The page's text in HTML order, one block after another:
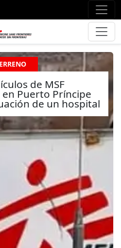
Ir
de MSF
Puerto Príncipe
de un hospital